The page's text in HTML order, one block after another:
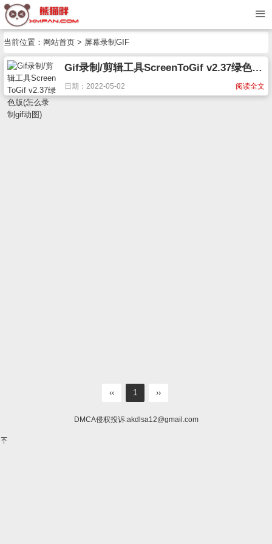
当前位置： 网站首页 > 屏幕录制GIF
Gif录制/剪辑工具ScreenToGif v2.37绿色版(怎么录制gif动图)
阅读全文
日期：2022-05-02
‹‹ 1 ››
DMCA侵权投诉:akdlsa12@gmail.com